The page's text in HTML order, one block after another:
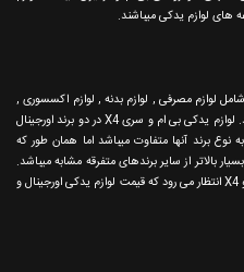
های لوازم یدکی میباشند.
لوازم مصرفی , لوازم بدنه , لوازم اکسسوری ,
لوازم موتوری و به طورکلی تمام لوازم خودرو میباشد. لوازم یدکی بی ام و سری X4 در دو برند اورجینال
نوع برند آنها متفاوت میباشد اما همان طور که
بالاتر از سایر برندهای متفرقه مشابه میباشد.
لازم به ذکر است که به علت بالا بودن قیمت بی ام و X4 انتظار می رود که قیمت لوازم یدکی اورجینال و